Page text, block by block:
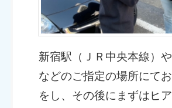
新宿駅（ＪＲ中央本線）
などのご指定の場所にて
をし、その後にまずはヒ